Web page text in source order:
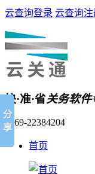
云查询登录 云查询注
快·准·省关务软
0769-22384204
首页